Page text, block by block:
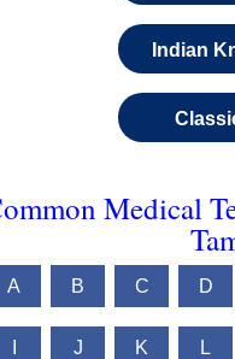
Indian
Medical
A B C D
J K L